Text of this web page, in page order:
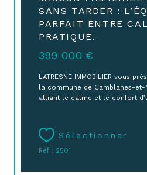
SANS TARDER :
PARFAIT ENTRE
PRATIQUE.
399 000 €
LATRESNE IMMOBILIER vous
la commune de Camblanes-
alliant le calme et le confort
Sélectionner
Réf : 2501